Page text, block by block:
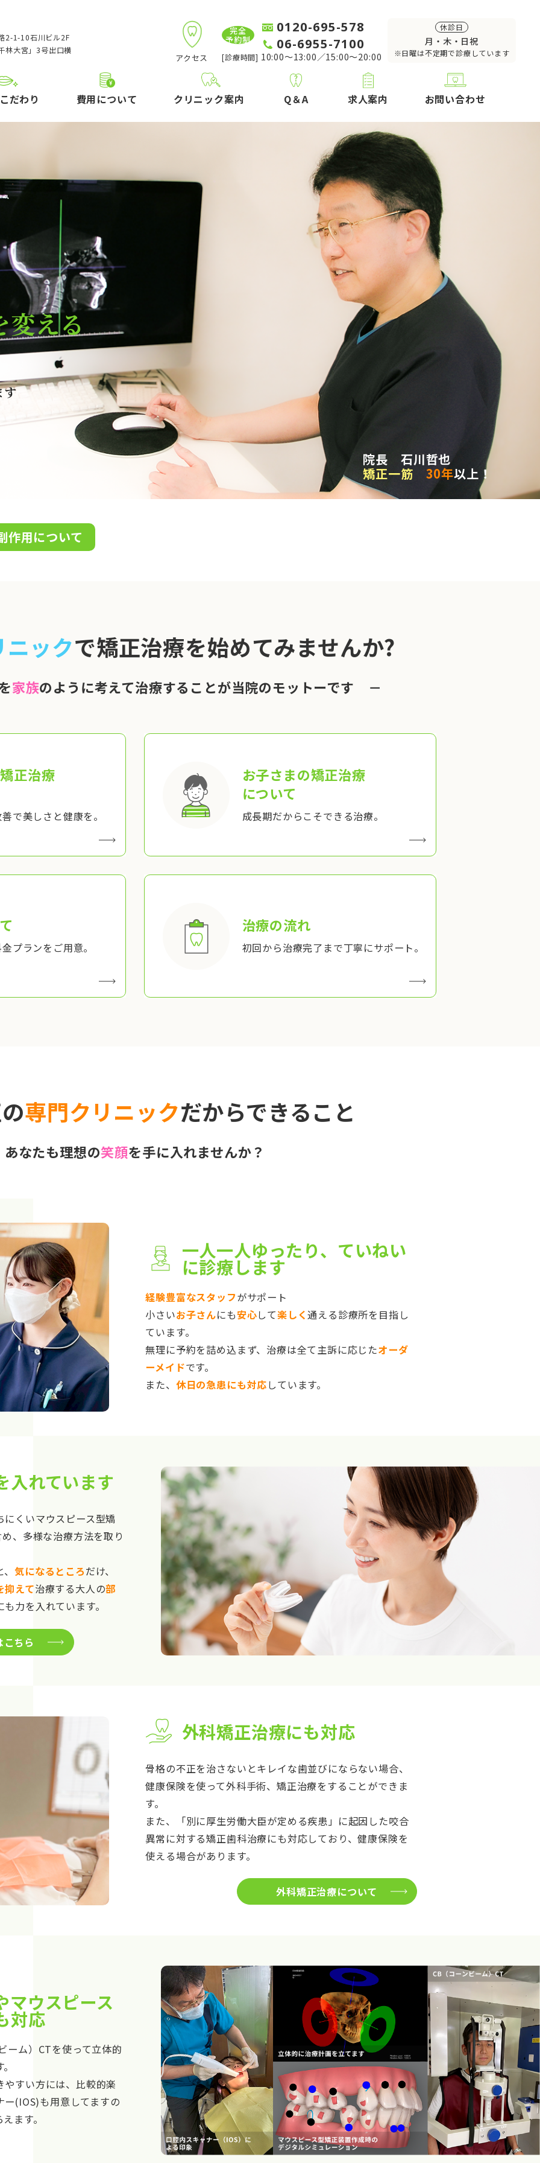
2-1-10石川ビル2F
林大宮」3号出口横
アクセス
完全
予約制
0120-695-578
06-6955-7100
[診療時間] 10:00～13:00／15:00～20:00
休診日
月・木・日祝
※日曜は不定期で診療しています
だわり 費用について クリニック案内 Q＆A 求人案内 お問い合わせ
変える
す
院長 石川哲也
矯正一筋
30年以上！
作用について
ックで矯正治療を始めてみませんか?
家族のように考えて治療することが当院のモットーです －
正治療
で美しさと健康を。
お子さまの矯正治療
について
成長期だからこそできる治療。
プランをご用意。
治療の流れ
初回から治療完了まで丁寧にサポート。
専門クリニックだからできること
あなたも理想の笑顔を手に入れませんか？
一人一人ゆったり、ていねい
に診療します
経験豊富なスタッフがサポート
小さいお子さんにも安心して楽しく通える診療所を目指し
ています。
無理に予約を詰め込まず、治療は全て主訴に応じたオーダ
ーメイドです。
また、 休日の急患にも対応 しています。
入れています
くいマウスピース型矯
、多様な治療方法を取り
、気になるところだけ、
抑えて治療する大人の部
も力を入れています。
ちら
外科矯正治療にも対応
骨格の不正を治さないとキレイな歯並びにならない場合、
健康保険を使って外科手術、矯正治療をすることができま
す。
また、「別に厚生労働大臣が定める疾患」に起因した咬合
異常に対する矯正歯科治療にも対応しており、健康保険を
使える場合があります。
外科矯正治療について
マウスピース
対応
ーム）CTを使って立体的
すい方には、比較的楽
(IOS)も用意してますの
ます。